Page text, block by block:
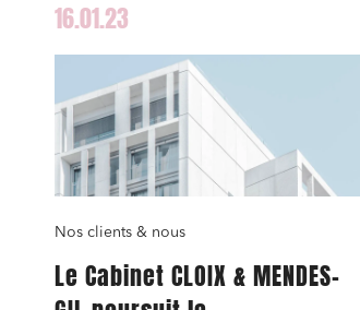
16.01.23
Nos clients & nous
Le Cabinet CLOIX & MENDES-